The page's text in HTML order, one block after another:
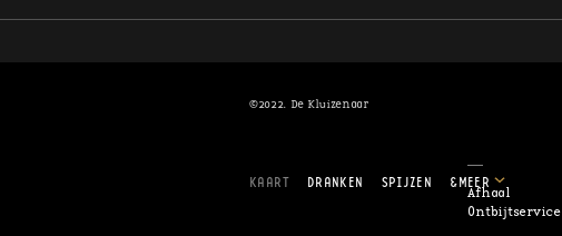
©2022. De Kluizenaar
KAART DRANKEN SPIJZEN &MEER
Afhaal
Ontbijtservice